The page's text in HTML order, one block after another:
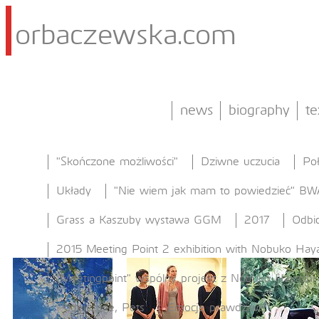
orbaczewska.com
news biography
"Skończone możliwości" Dziwne uczucia
Układy "Nie wiem jak mam to powiedzieć"
Grass a Kaszuby wystawa GGM 2017
2015 Meeting Point 2 exhibition with Nobuko
"Meetingpoint" wspólny projekt z Nobuko Hayashi
Podejrzane, Pets Emocje prawdziwe